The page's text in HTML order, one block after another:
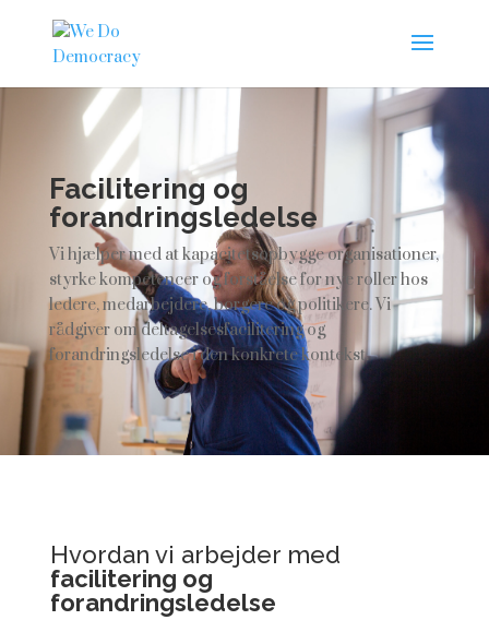
Facilitering og
forandringsledelse
Vi hjælper med at kapacitetsopbygge organisationer,
styrke kompetencer og forståelse for nye roller hos
ledere, medarbejdere, borgere og politikere. Vi
rådgiver om deltagelsesfacilitering og
forandringsledelse i den konkrete kontekst.
Hvordan vi arbejder med
facilitering og
forandringsledelse